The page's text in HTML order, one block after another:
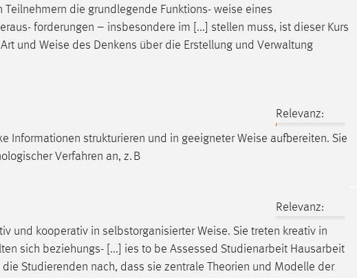
die grundlegende Funktions- weise eines
forderungen – insbesondere im [...] stellen muss, ist dieser Kurs
und Weise des Denkens über die Erstellung und Verwaltung
Relevanz:
Informationen strukturieren und in geeigneterWeise aufbereiten. Sie
Verfahren an, z. B
Relevanz:
und kooperativ in selbstorganisierterWeise. Sie treten kreativ in
sich beziehungs- [...] ies to be Assessed Studienarbeit Hausarbeit
die Studierenden nach, dass sie zentrale Theorien und Modelle der